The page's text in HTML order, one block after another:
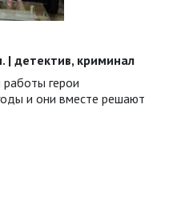
| детектив, криминал
герои
и они вместе решают